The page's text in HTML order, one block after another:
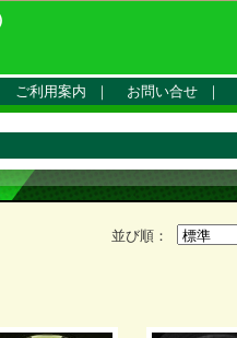
ご利用案内 ｜ お問い合せ ｜
並び順：